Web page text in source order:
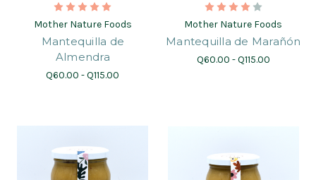
Mother Nature Foods
Mantequilla de
Almendra
Q60.00 - Q115.00
Mother Nature Foods
Mantequilla de Marañón
Q60.00 - Q115.00